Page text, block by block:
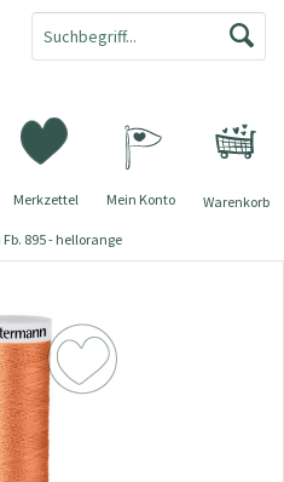
Warenkorb
Merkzettel Mein Konto
895 - hellorange